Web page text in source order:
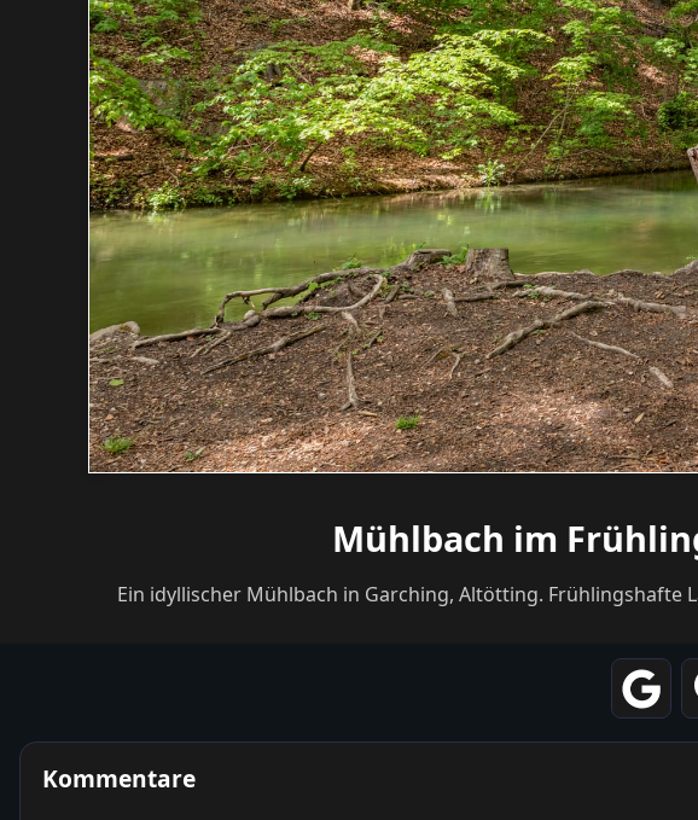
Mühlbach im
Ein idyllischer Mühlbach in Garching, Altötting. Frühlingshafte
Kommentare